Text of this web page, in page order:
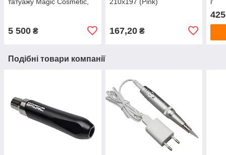
5 500 ₴ 167,20₴
425
Подібні товари компанії